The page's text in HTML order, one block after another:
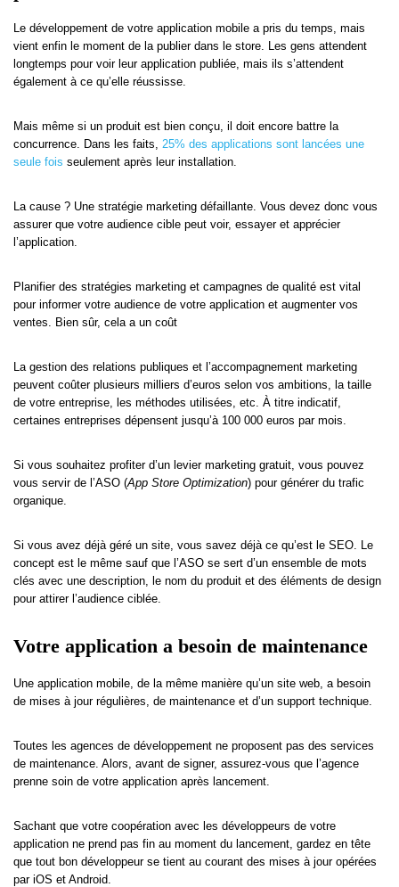
Le développement de votre application mobile a pris du temps, mais
vient enfin le moment de la publier dans le store. Les gens attendent
longtemps pour voir leur application publiée, mais ils s’attendent
également à ce qu’elle réussisse.
Mais même si un produit est bien conçu, il doit encore battre la
concurrence. Dans les faits, 25% des applications sont lancées une
seule fois seulement après leur installation.
La cause ? Une stratégie marketing défaillante. Vous devez donc vous
assurer que votre audience cible peut voir, essayer et apprécier
l’application.
Planifier des stratégies marketing et campagnes de qualité est vital
pour informer votre audience de votre application et augmenter vos
ventes. Bien sûr, cela a un coût
La gestion des relations publiques et l’accompagnement marketing
peuvent coûter plusieurs milliers d’euros selon vos ambitions, la taille
de votre entreprise, les méthodes utilisées, etc. À titre indicatif,
certaines entreprises dépensent jusqu’à 100 000 euros par mois.
Si vous souhaitez profiter d’un levier marketing gratuit, vous pouvez
vous servir de l’ASO (App Store Optimization) pour générer du trafic
organique.
Si vous avez déjà géré un site, vous savez déjà ce qu’est le SEO. Le
concept est le même sauf que l’ASO se sert d’un ensemble de mots
clés avec une description, le nom du produit et des éléments de design
pour attirer l’audience ciblée.
Votre application a besoin de maintenance
Une application mobile, de la même manière qu’un site web, a besoin
de mises à jour régulières, de maintenance et d’un support technique.
Toutes les agences de développement ne proposent pas des services
de maintenance. Alors, avant de signer, assurez-vous que l’agence
prenne soin de votre application après lancement.
Sachant que votre coopération avec les développeurs de votre
application ne prend pas fin au moment du lancement, gardez en tête
que tout bon développeur se tient au courant des mises à jour opérées
par iOS et Android.